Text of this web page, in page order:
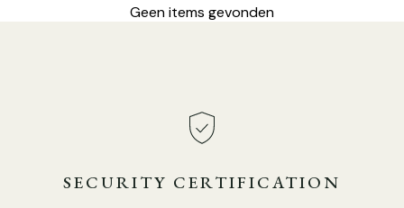
3 koppen Maat: Dia 20cm x H 150cm / ∅ 7.9″ x H 59,1″
Geen items gevonden
SECURITY CERTIFICATION